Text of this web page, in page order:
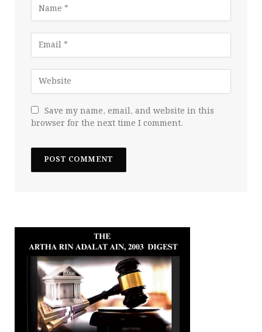
Save my name, email, and website in this
browser for the next time I comment.